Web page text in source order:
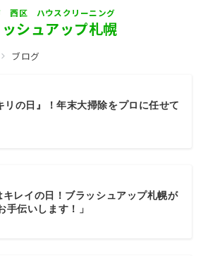
西区 ハウスクリーニング
シュアップ札幌
ブログ
リの日』！年末大掃除をプロに任せて
キレイの日！ブラッシュアップ札幌が
手伝いします！」